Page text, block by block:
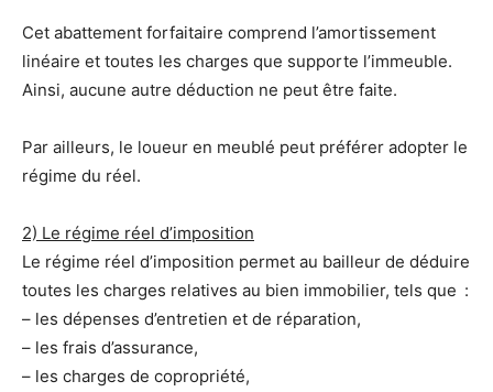
Cet abattement forfaitaire comprend l’amortissement
linéaire et toutes les charges que supporte l’immeuble.
Ainsi, aucune autre déduction ne peut être faite.
Par ailleurs, le loueur en meublé peut préférer adopter le
régime du réel.
2) Le régime réel d’imposition
Le régime réel d’imposition permet au bailleur de déduire
toutes les charges relatives au bien immobilier, tels que :
– les dépenses d’entretien et de réparation,
– les frais d’assurance,
– les charges de copropriété,